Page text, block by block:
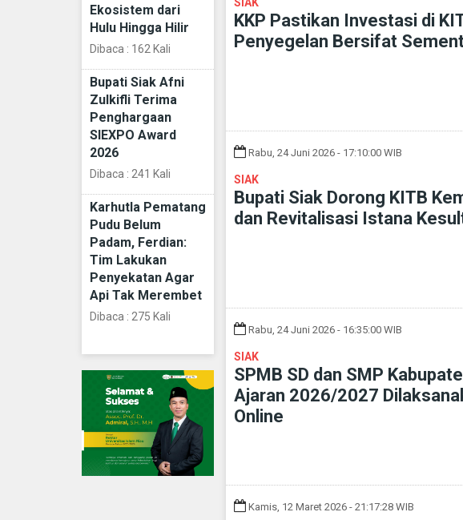
Ekosistem dari
Hulu Hingga Hilir
Dibaca : 162 Kali
Bupati Siak Afni
Zulkifli Terima
Penghargaan
SIEXPO Award
2026
Dibaca : 241 Kali
Karhutla Pematang
Pudu Belum
Padam, Ferdian:
Tim Lakukan
Penyekatan Agar
Api Tak Merembet
Dibaca : 275 Kali
KKP Pastikan Investasi di
Penyegelan Bersifat
Rabu, 24 Juni 2026 - 17:10:00 WIB
SIAK
Bupati Siak Dorong KITB
dan Revitalisasi Istana
Rabu, 24 Juni 2026 - 16:35:00 WIB
SIAK
SPMB SD dan SMP
Ajaran 2026/2027
Online
Kamis, 12 Maret 2026 - 21:17:28 WIB